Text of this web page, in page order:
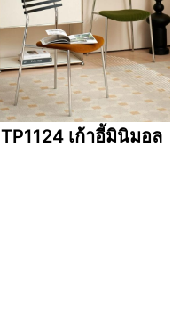
TP1124 เก้าอี้มินิมอล